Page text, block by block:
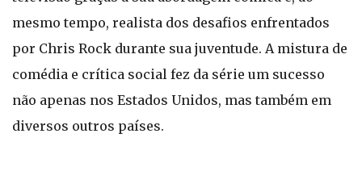
mesmo tempo, realista dos desafios enfrentados
por Chris Rock durante sua juventude. A mistura de
comédia e crítica social fez da série um sucesso
não apenas nos Estados Unidos, mas também em
diversos outros países.